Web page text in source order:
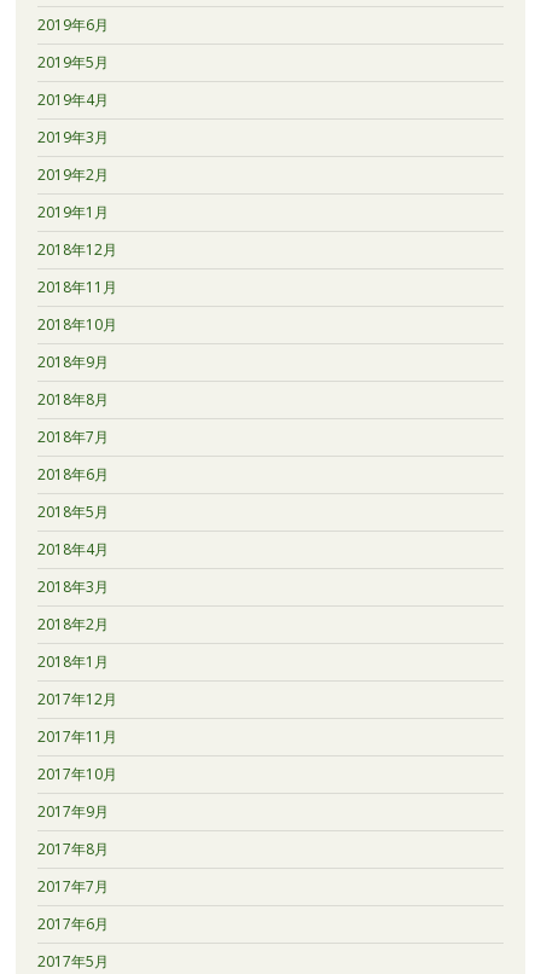
2019年6月
2019年5月
2019年4月
2019年3月
2019年2月
2019年1月
2018年12月
2018年11月
2018年10月
2018年9月
2018年8月
2018年7月
2018年6月
2018年5月
2018年4月
2018年3月
2018年2月
2018年1月
2017年12月
2017年11月
2017年10月
2017年9月
2017年8月
2017年7月
2017年6月
2017年5月